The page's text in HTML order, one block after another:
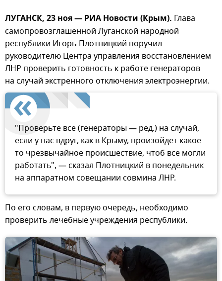
ЛУГАНСК, 23 ноя — РИА Новости (Крым). Глава
самопровозглашенной Луганской народной
республики Игорь Плотницкий поручил
руководителю Центра управления восстановлением
ЛНР проверить готовность к работе генераторов
на случай экстренного отключения электроэнергии.
"Проверьте все (генераторы — ред.) на случай,
если у нас вдруг, как в Крыму, произойдет какое-
то чрезвычайное происшествие, чтоб все могли
работать", — сказал Плотницкий в понедельник
на аппаратном совещании совмина ЛНР.
По его словам, в первую очередь, необходимо
проверить лечебные учреждения республики.